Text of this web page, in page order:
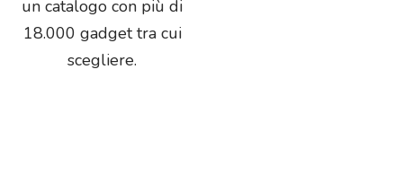
un catalogo con più di
18.000 gadget tra cui
scegliere.